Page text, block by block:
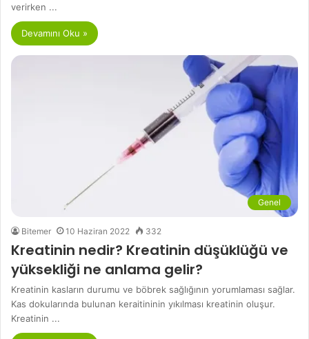
verirken ...
Devamını Oku »
Genel
Bitemer 10 Haziran 2022 332
Kreatinin nedir? Kreatinin düşüklüğü ve
yüksekliği ne anlama gelir?
Kreatinin kasların durumu ve böbrek sağlığının yorumlaması sağlar.
Kas dokularında bulunan keraitininin yıkılması kreatinin oluşur.
Kreatinin ...